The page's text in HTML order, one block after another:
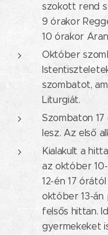
szokott rend
9 órakor
10 órakor
Október
szombatot,
Liturgiát.
Szombaton
lesz. Az első
Kialakult a
az október
12-én 17
október 13-án
felsős hittan.
gyermekeket